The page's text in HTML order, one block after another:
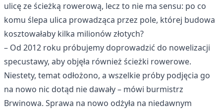
ulicę ze ścieżką rowerową, lecz to nie ma sensu: po co
komu ślepa ulica prowadząca przez pole, której budowa
kosztowałaby kilka milionów złotych?
– Od 2012 roku próbujemy doprowadzić do nowelizacji
specustawy, aby objęła również ścieżki rowerowe.
Niestety, temat odłożono, a wszelkie próby podjęcia go
na nowo nic dotąd nie dawały – mówi burmistrz
Brwinowa. Sprawa na nowo odżyła na niedawnym